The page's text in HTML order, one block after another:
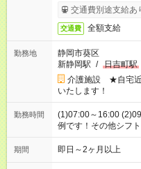
日収例：1万1200円
交通費別途支給あ
交通費 全額支給
勤務地
静岡市葵区
新静岡駅 / 日吉町駅
介護施設 ★自宅近
いたします！
勤務時間
(1)07:00～16:00 (2)09:00
例です！その他シフ
期間 即日～2ヶ月以上